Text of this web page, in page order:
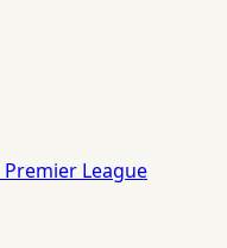
Premier League